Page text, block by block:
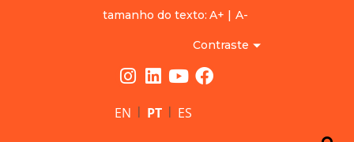
tamanho do texto: A+ | A-
Contraste
EN | PT | ES